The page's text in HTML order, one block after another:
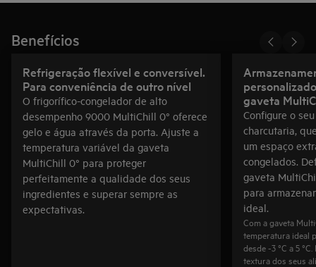
Benefícios
Refrigeração flexível e conversível.
Para conveniência de outro nível
O frigorífico-congelador de alto
desempenho 9000 MultiChill 0° oferece
gelo e água através da porta. Ajuste a
temperatura variável da gaveta
MultiChill 0° para proteger
perfeitamente a qualidade dos seus
ingredientes e superar sempre as
expectativas.
gaveta
Configure o
charcutaria,
um espaço
congelados.
gaveta
para
ideal.
Com a gaveta
temperatura ideal
desde -3 °C a 5
textura dos seus